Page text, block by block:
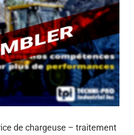
de chargeuse – traitement